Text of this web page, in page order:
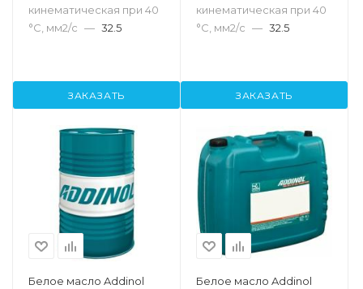
кинематическая при 40
°С, мм2/с — 32.5
ЗАКАЗАТЬ
кинематическая при 40
°С, мм2/с — 32.5
ЗАКАЗАТЬ
Белое масло Addinol
Белое масло Addinol